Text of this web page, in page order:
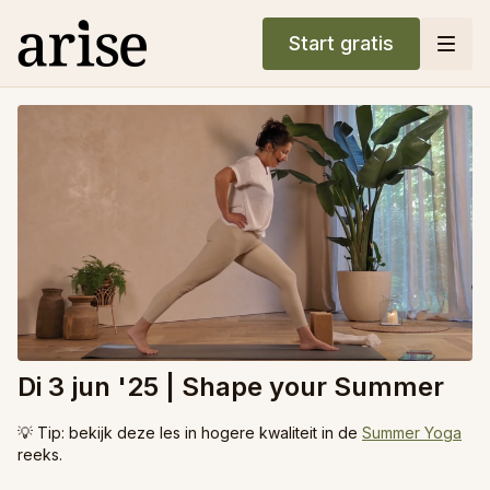
Start gratis
Di 3 jun '25 | Shape your Summer
💡 Tip: bekijk deze les in hogere kwaliteit in de Summer Yoga
reeks.